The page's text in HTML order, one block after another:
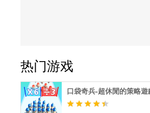
热门游戏
口袋奇兵-超休閒的策略遊